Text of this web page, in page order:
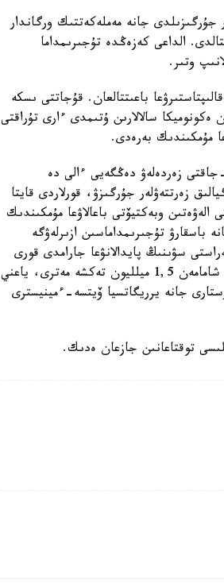
جۇرگىزىلدى جانە مەملەكەتتىك ورگاندار
الداعى كەزەڭدە تۇجىرىمداما
وتىر.
باعىتتالعان. قۇجاتتى ىسكە
سالالارىن ۇتىمدى ءارى تۇراقتى
مۇمكىندىك بەرەدى.
زەردەلەۋ دەڭگەيى ءالى دە
زەرتتەۋلەر جۇرگىزۋ، قورلاردى قايتا
الەۋەتىن وبەكتيۆتى باعالاۋعا مۇمكىندىك
تۇجىرىمداماسىن ازىرلەۋگە
سۋىنىڭ پايدالانۋعا جارامدى قورى
تاۋلىگىنە 43,2 ميلليون تەكشە مەتر. الايدا قازىرگى تاڭدا ونىڭ نەبارى شامامەن 1,5 ميلليون تەكشە مەترى، ياعني
رەسۋرستارى جانە يرريگاتسيا ۆيتسە-ءمينيسترى
توقتاعانىن جازعان ەدىك.